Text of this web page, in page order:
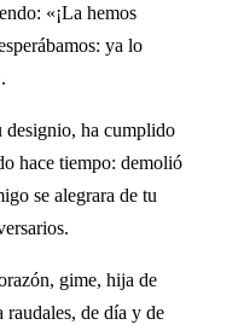
«¡La hemos
ya lo
designio, ha cumplido
hace tiempo: demolió
se alegrara de tu
gime, hija de
raudales, de día y de